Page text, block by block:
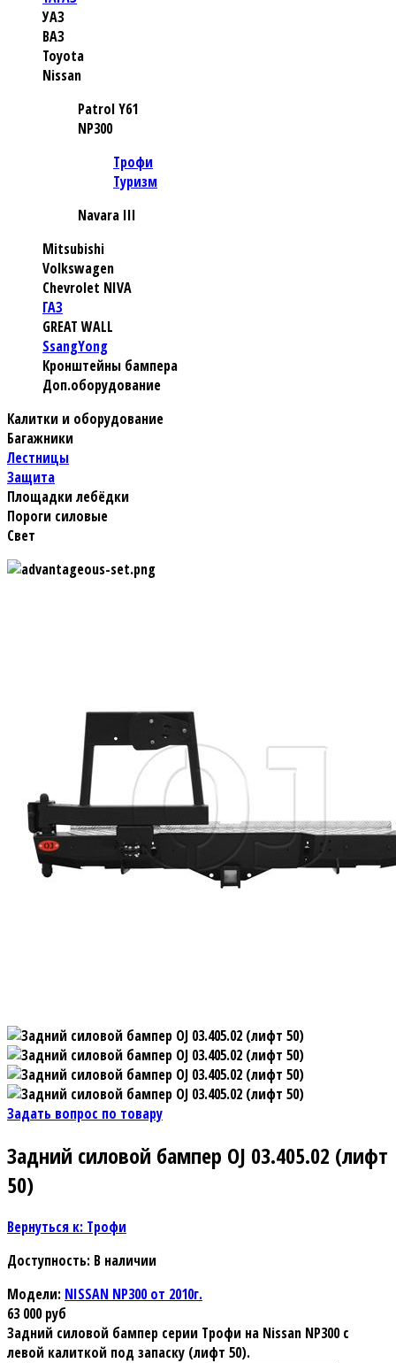
УАЗ
ВАЗ
Toyota
Nissan
Patrol Y61
NP300
Трофи
Туризм
Navara III
Mitsubishi
Volkswagen
Chevrolet NIVA
ГАЗ
GREAT WALL
SsangYong
Кронштейны бампера
Доп.оборудование
Калитки и оборудование
Багажники
Лестницы
Защита
Площадки лебёдки
Пороги силовые
Свет
Задать вопрос по товару
Задний силовой бампер OJ 03.405.02 (лифт
50)
Вернуться к: Трофи
Доступность: В наличии
Модели: NISSAN NP300 от 2010г.
63 000 руб
Задний силовой бампер серии Трофи на Nissan NP300 с
левой калиткой под запаску (лифт 50).